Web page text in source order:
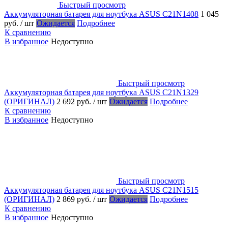
Быстрый просмотр
Аккумуляторная батарея для ноутбука ASUS C21N1408 1 045
руб. / шт Ожидается Подробнее
К сравнению
В избранное Недоступно
Быстрый просмотр
Аккумуляторная батарея для ноутбука ASUS C21N1329
(ОРИГИНАЛ) 2 692 руб. / шт Ожидается Подробнее
К сравнению
В избранное Недоступно
Быстрый просмотр
Аккумуляторная батарея для ноутбука ASUS C21N1515
(ОРИГИНАЛ) 2 869 руб. / шт Ожидается Подробнее
К сравнению
В избранное Недоступно